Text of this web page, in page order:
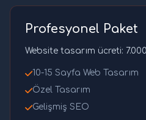
Profesyonel Paket
Website tasarım ücreti:
10-15 Sayfa Web Tasarım
Özel Tasarım
Gelişmiş SEO